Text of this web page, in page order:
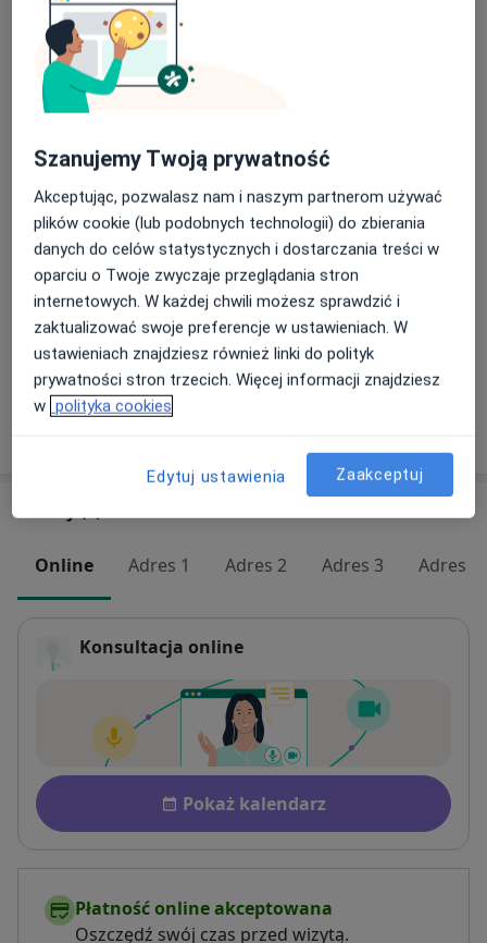
Badanie EMG - elektromiografia - zespół korzeniowy 1
kończyna
250 zł Szczegóły
Konsultacja telefoniczna - Neurolog
Konsultacja telefoniczna
200 zł - 300 zł Szczegóły
Konsultacja online
200 zł - 300 zł Szczegóły
+ 24 usługi
Adresy (8)
Online Adres 1 Adres 2 Adres 3 Adres 4
Konsultacja online
Dostępność
Pokaż kalendarz
Płatność online akceptowana
Oszczędź swój czas przed wizytą.
Szanujemy Twoją prywatność
Akceptując, pozwalasz nam i naszym partnerom używać
plików cookie (lub podobnych technologii) do zbierania
danych do celów statystycznych i dostarczania treści w
oparciu o Twoje zwyczaje przeglądania stron
internetowych. W każdej chwili możesz sprawdzić i
zaktualizować swoje preferencje w ustawieniach. W
ustawieniach znajdziesz również linki do polityk
prywatności stron trzecich. Więcej informacji znajdziesz
w polityka cookies
Edytuj ustawienia Zaakceptuj